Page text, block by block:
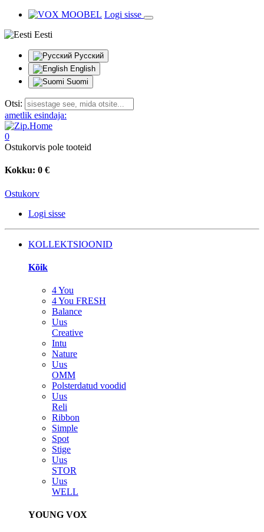
Logi sisse
Eesti
Русский
English
Suomi
Otsi:
ametlik esindaja:
0
Ostukorvis pole tooteid
Kokku: 0 €
Ostukorv
Logi sisse
KOLLEKTSIOONID
Kõik
4 You
4 You FRESH
Balance
Uus
Creative
Intu
Nature
Uus
OMM
Polsterdatud voodid
Uus
Reli
Ribbon
Simple
Spot
Stige
Uus
STOR
Uus
WELL
YOUNG VOX